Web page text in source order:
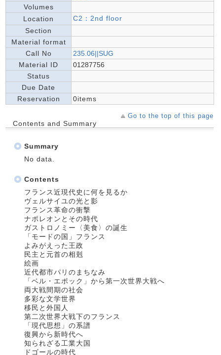
Volumes
Location
C2：2nd floor
Section
Material format
Call No
235.06||SUG
Material ID
01287756
Status
Due Date
Reservation
0items
Go to the top of this page
Contents and Summary
Summary
No data.
Contents
フランス近現代史に何を見るか
ヴェルサイユの光と影
フランス革命の衝撃
ナポレオンとその時代
ガストロノミー〈美食〉の誕生
「モードの国」フランス
よみがえった王政
民主と元首の相剋
絵画
近代都市パリのまちなみ
「ベル・エポック」から第一次世界大戦へ
両大戦間期の社会
多彩な文学世界
移民と外国人
第二次世界大戦下のフランス
「現代思想」の系譜
復興から新時代へ
知られざる工業大国
ドゴールの時代